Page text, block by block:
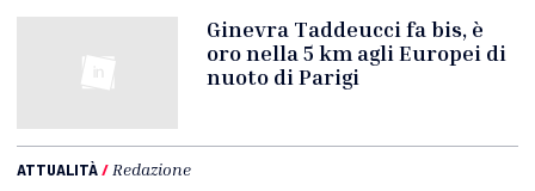
Ginevra Taddeucci fa bis, è
oro nella 5 km agli Europei di
nuoto di Parigi
ATTUALITÀ/ Redazione